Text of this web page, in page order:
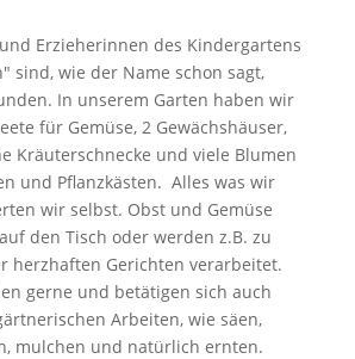
Erzieherinnen des Kindergartens
sind, wie der Name schon sagt,
In unserem Garten haben wir
für Gemüse, 2 Gewächshäuser,
Kräuterschnecke und viele Blumen
und Pflanzkästen. Alles was wir
wir selbst. Obst und Gemüse
den Tisch oder werden z.B. zu
herzhaften Gerichten verarbeitet.
gerne und betätigen sich auch
Arbeiten, wie säen,
mulchen und natürlich ernten.